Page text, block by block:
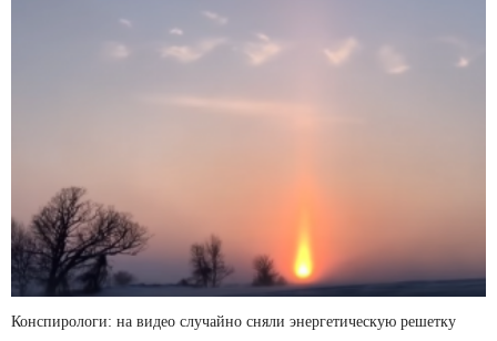
Конспирологи: на видео случайно сняли энергетическую решетку